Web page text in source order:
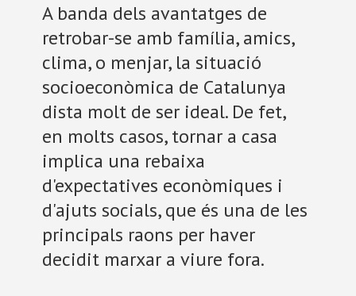
A banda dels avantatges de
retrobar-se amb família, amics,
clima, o menjar, la situació
socioeconòmica de Catalunya
dista molt de ser ideal. De fet,
en molts casos, tornar a casa
implica una rebaixa
d'expectatives econòmiques i
d'ajuts socials, que és una de les
principals raons per haver
decidit marxar a viure fora.